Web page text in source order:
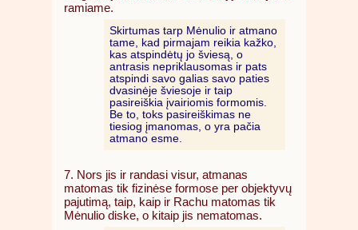
ramiame.
Skirtumas tarp Mėnulio ir atmano
tame, kad pirmajam reikia kažko,
kas atspindėtų jo šviesą, o
antrasis nepriklausomas ir pats
atspindi savo galias savo paties
dvasinėje šviesoje ir taip
pasireiškia įvairiomis formomis.
Be to, toks pasireiškimas ne
tiesiog įmanomas, o yra pačia
atmano esme.
7. Nors jis ir randasi visur, atmanas
matomas tik fizinėse formose per objektyvų
pajutimą, taip, kaip ir Rachu matomas tik
Mėnulio diske, o kitaip jis nematomas.